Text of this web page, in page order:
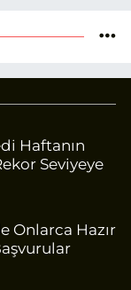
Haftanın
Seviyeye
Onlarca Hazır